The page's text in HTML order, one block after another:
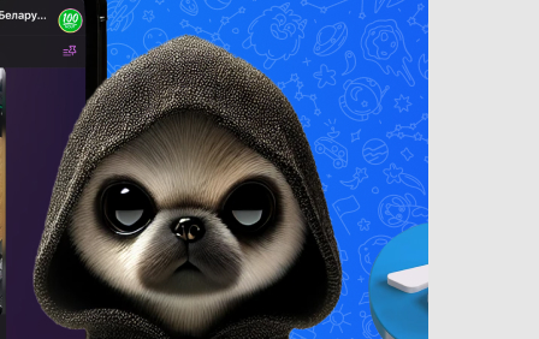
мА·ч. Все модели
зарядки других
частоте обновления
стал ещё более гибким, с
AI-функциями. Среди них
команды и перевод
возможности устройства